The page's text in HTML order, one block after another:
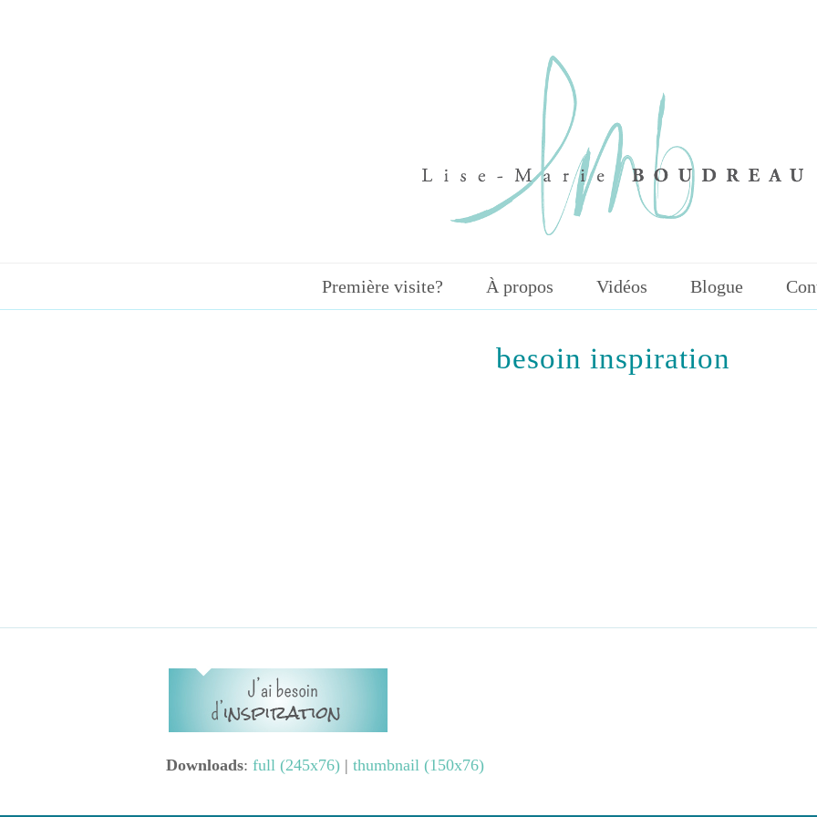
Première visite? À propos Vidéos Blogue
besoin inspiration
Downloads: full (245x76) | thumbnail (150x76)